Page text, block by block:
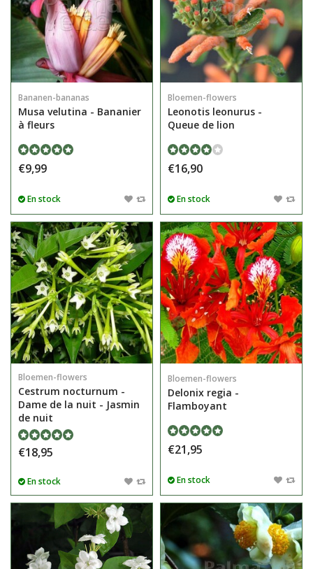
Bananen-bananas
Musa velutina - Bananier
à fleurs
€9,99
En stock
Bloemen-flowers
Leonotis leonurus -
Queue de lion
€16,90
En stock
Bloemen-flowers
Cestrum nocturnum -
Dame de la nuit - Jasmin
de nuit
€18,95
En stock
Bloemen-flowers
Delonix regia -
Flamboyant
€21,95
En stock